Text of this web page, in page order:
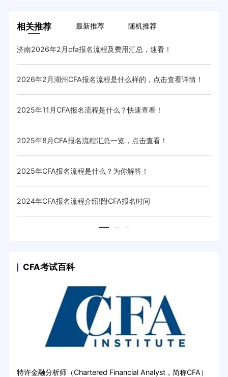
相关推荐 最新推荐 随机推荐
济南2026年2月cfa报名流程及费用汇总，速看！
2026年2月湖州CFA报名流程是什么样的，点击查看详情！
2025年11月CFA报名流程是什么？快速查看！
2025年8月CFA报名流程汇总一览，点击查看！
2025年CFA报名流程是什么？为你解答！
2024年CFA报名流程介绍!附CFA报名时间
CFA考试百科
特许金融分析师（Chartered Financial Analyst，简称CFA）